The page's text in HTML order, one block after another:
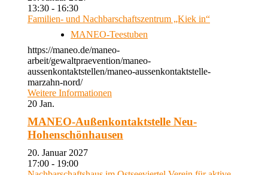
13:30 - 16:30
Familien- und Nachbarschaftszentrum „Kiek in“
MANEO-Teestuben
https://maneo.de/maneo-
arbeit/gewaltpraevention/maneo-
aussenkontaktstellen/maneo-aussenkontaktstelle-
marzahn-nord/
Weitere Informationen
20 Jan.
MANEO-Außenkontaktstelle Neu-
Hohenschönhausen
20. Januar 2027
17:00 - 19:00